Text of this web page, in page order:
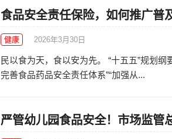
食品安全责任保险，如何推广普
健康 2026年3月30日
民以食为天，食以安为先。 “十五五”规划
完善食品药品安全责任体系”“加强从...
严管幼儿园食品安全！市场监管